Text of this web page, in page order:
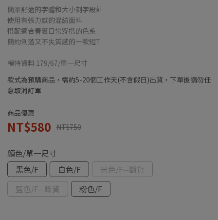
簡潔舒適的字體和大小刻字設計
使用有張力感的混紡面料
搭配適合春夏日常穿搭的色系
簡約俐落又不失質感的一款短T
模特資料 179/67/單一尺寸
款式為預購商品，需約5-20個工作天(不含假日)出貨，下單後請勿任
意取消訂單
商品優惠
NT$580 NT$750
顏色/單一尺寸
黑色/F
白色/F
米色/F--斷貨
藍色/F--斷貨
粉色/F